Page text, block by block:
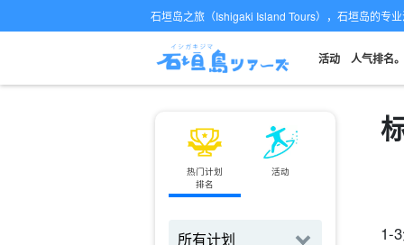
石垣岛之旅（Ishigaki Island Tours），石垣岛的专
活动 人气排名。
热门计划
排名
活动
1-